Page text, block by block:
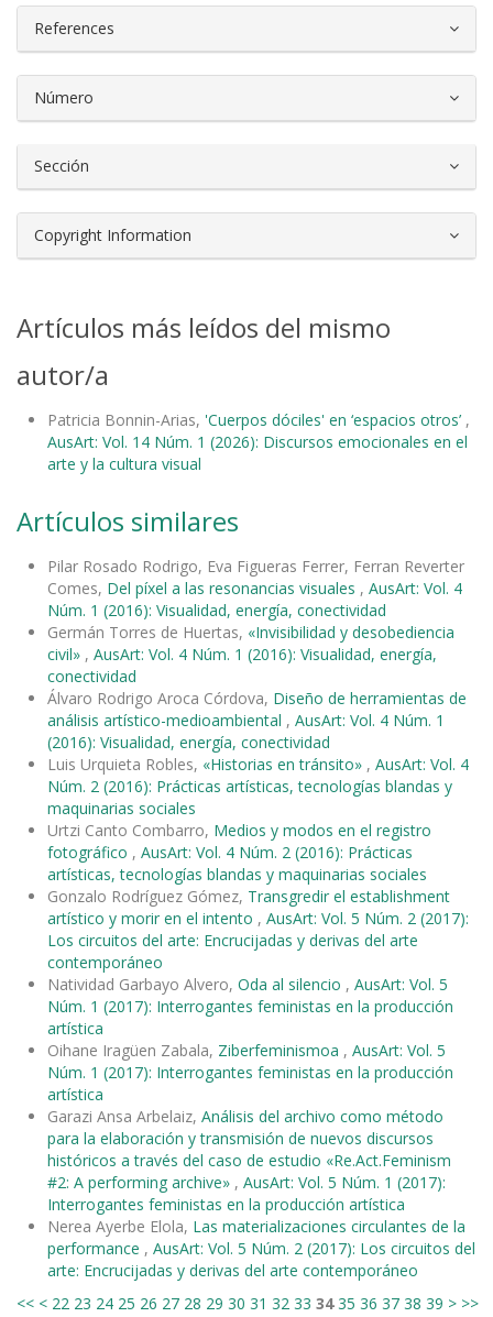
References
Número
Sección
Copyright Information
Artículos más leídos del mismo
autor/a
Patricia Bonnin-Arias, 'Cuerpos dóciles' en ‘espacios otros’ ,
AusArt: Vol. 14 Núm. 1 (2026): Discursos emocionales en el
arte y la cultura visual
Artículos similares
Pilar Rosado Rodrigo, Eva Figueras Ferrer, Ferran Reverter
Comes, Del píxel a las resonancias visuales , AusArt: Vol. 4
Núm. 1 (2016): Visualidad, energía, conectividad
Germán Torres de Huertas, «Invisibilidad y desobediencia
civil» , AusArt: Vol. 4 Núm. 1 (2016): Visualidad, energía,
conectividad
Álvaro Rodrigo Aroca Córdova, Diseño de herramientas de
análisis artístico-medioambiental , AusArt: Vol. 4 Núm. 1
(2016): Visualidad, energía, conectividad
Luis Urquieta Robles, «Historias en tránsito» , AusArt: Vol. 4
Núm. 2 (2016): Prácticas artísticas, tecnologías blandas y
maquinarias sociales
Urtzi Canto Combarro, Medios y modos en el registro
fotográfico , AusArt: Vol. 4 Núm. 2 (2016): Prácticas
artísticas, tecnologías blandas y maquinarias sociales
Gonzalo Rodríguez Gómez, Transgredir el establishment
artístico y morir en el intento , AusArt: Vol. 5 Núm. 2 (2017):
Los circuitos del arte: Encrucijadas y derivas del arte
contemporáneo
Natividad Garbayo Alvero, Oda al silencio , AusArt: Vol. 5
Núm. 1 (2017): Interrogantes feministas en la producción
artística
Oihane Iragüen Zabala, Ziberfeminismoa , AusArt: Vol. 5
Núm. 1 (2017): Interrogantes feministas en la producción
artística
Garazi Ansa Arbelaiz, Análisis del archivo como método
para la elaboración y transmisión de nuevos discursos
históricos a través del caso de estudio «Re.Act.Feminism
#2: A performing archive» , AusArt: Vol. 5 Núm. 1 (2017):
Interrogantes feministas en la producción artística
Nerea Ayerbe Elola, Las materializaciones circulantes de la
performance , AusArt: Vol. 5 Núm. 2 (2017): Los circuitos del
arte: Encrucijadas y derivas del arte contemporáneo
<< < 22 23 24 25 26 27 28 29 30 31 32 33 34 35 36 37 38 39 > >>